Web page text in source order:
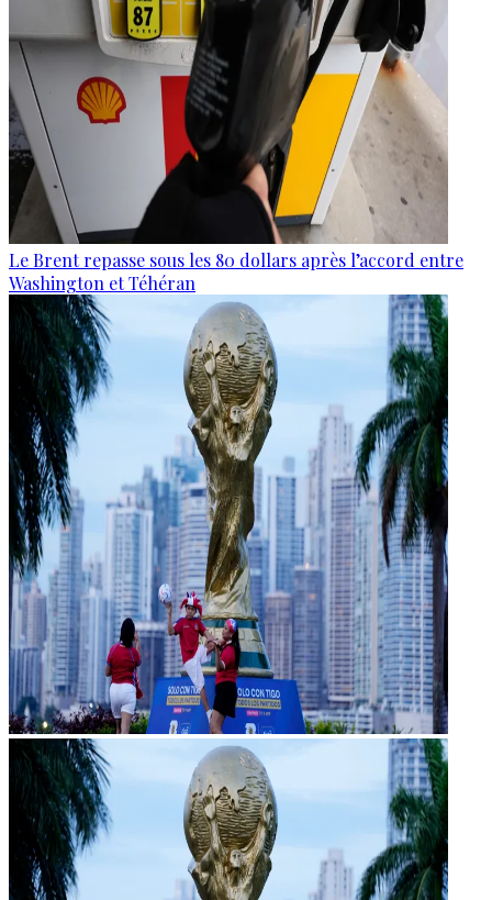
Le Brent repasse sous les 80 dollars après l’accord entre
Washington et Téhéran